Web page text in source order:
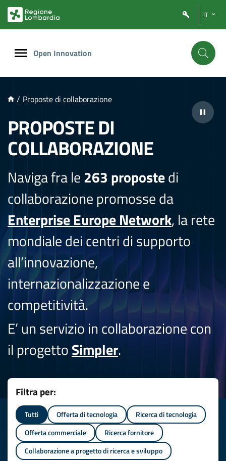
PRINCIPALE
IT
Open Innovation
/ Proposte di collaborazione
PROPOSTE DI
COLLABORAZIONE
Naviga fra le263 propostedi
collaborazione promosse da
Enterprise Europe Network, la rete
mondiale dei centri di supporto
all’innovazione,
internazionalizzazione e
competitività.
E’ un servizio in collaborazione con
il progettoSimpler.
Filtra per:
Tutti Offerta di tecnologia
Ricerca di tecnologia
Offerta commerciale
Ricerca fornitore
Collaborazione a progetto di ricerca e sviluppo